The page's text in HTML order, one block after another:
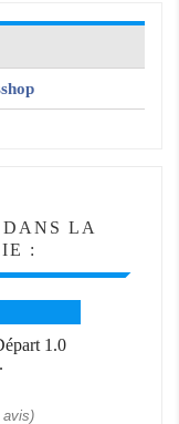
LA
:
1.0
avis)